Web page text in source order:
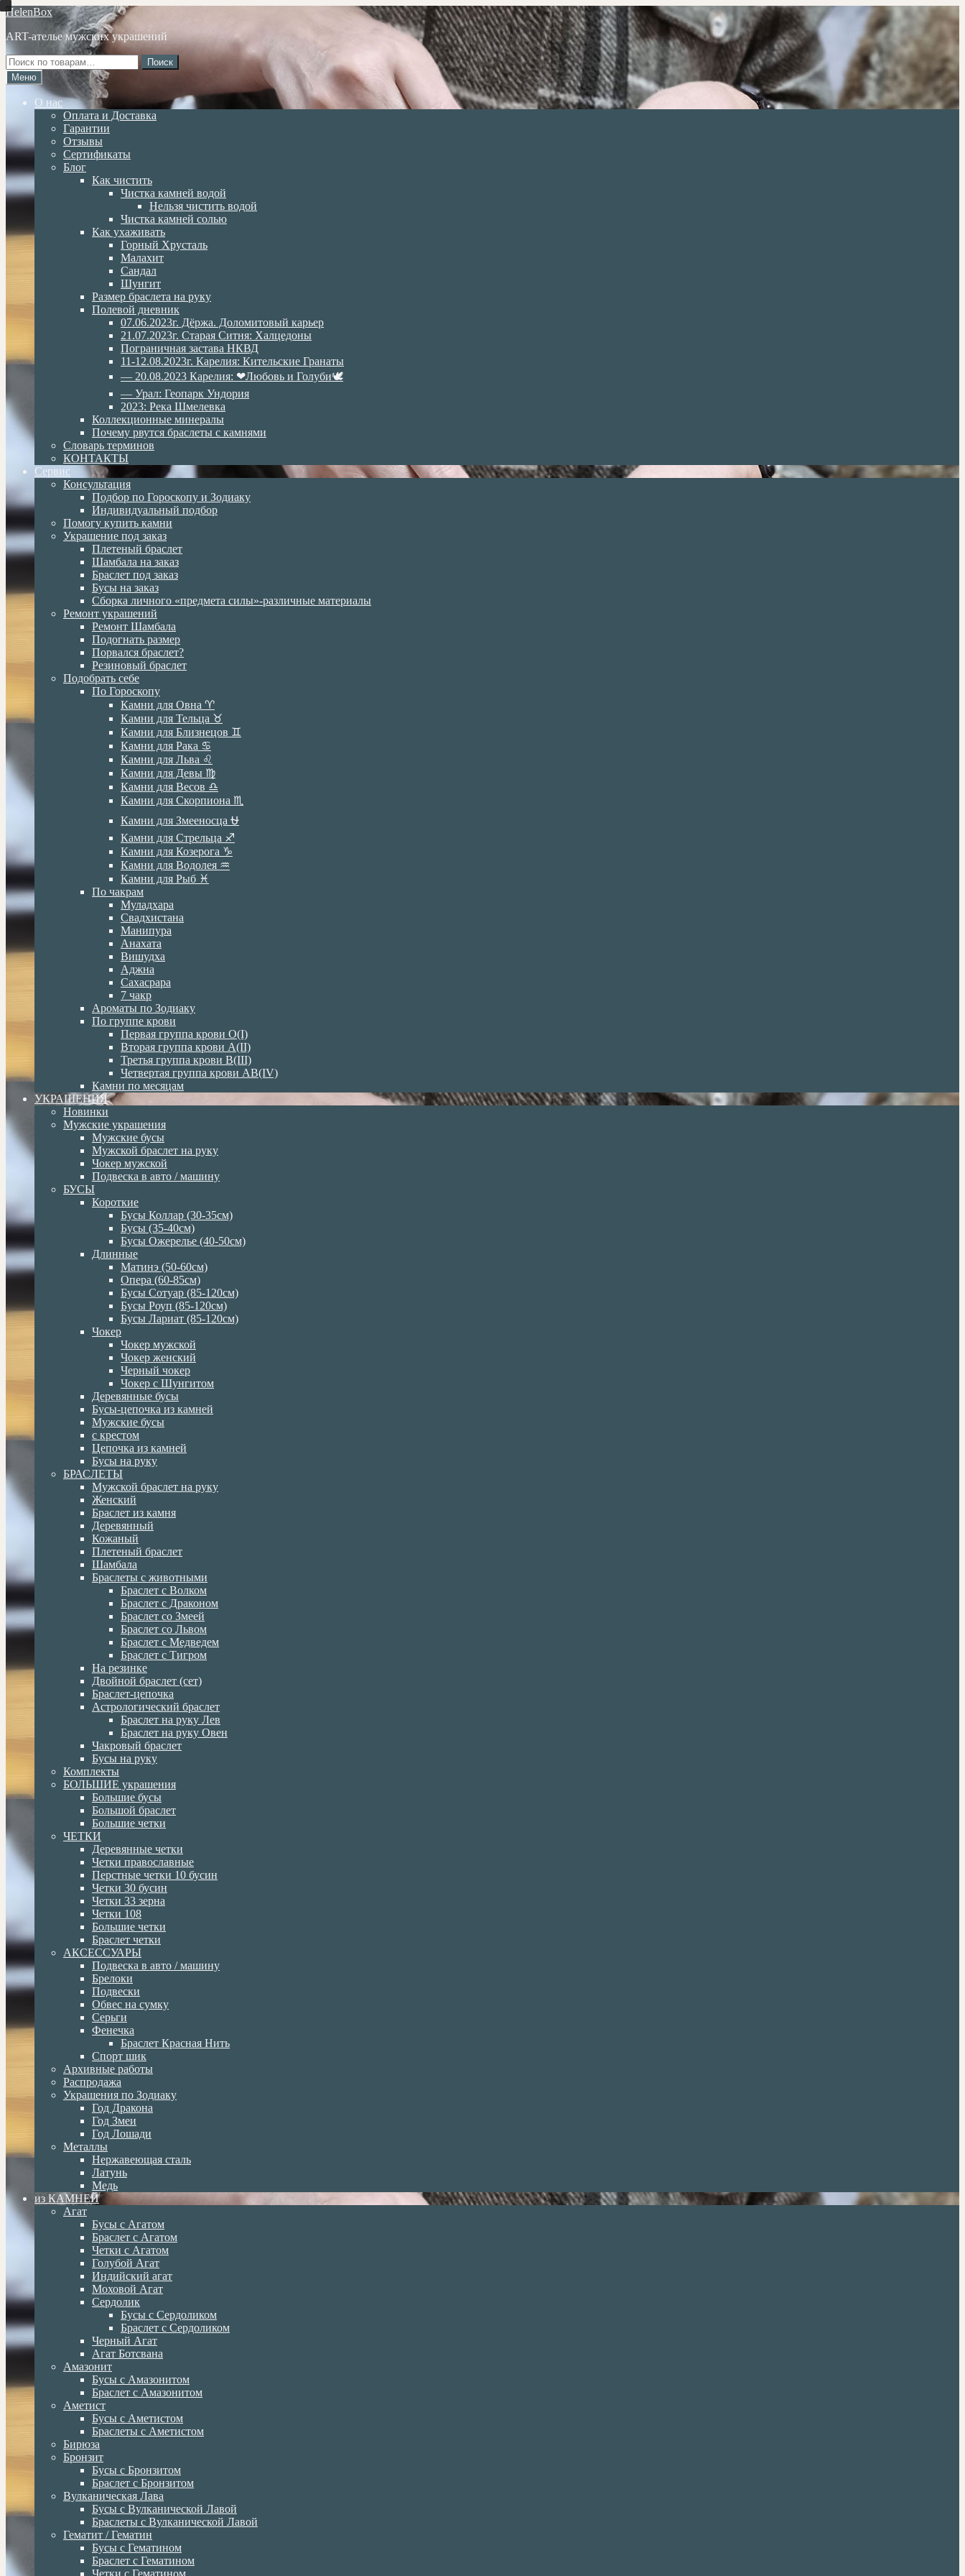
Перейти
навигации
Перейти
содержимому
HelenBox
ART-ателье мужских украшений
Искать:
Поиск
Меню
О нас
Оплата и Доставка
Гарантии
Отзывы
Сертификаты
Блог
Как чистить
Чистка камней водой
Нельзя чистить водой
Чистка камней солью
Как ухаживать
Горный Хрусталь
Малахит
Сандал
Шунгит
Размер браслета на руку
Полевой дневник
07.06.2023г. Дёржа. Доломитовый карьер
21.07.2023г. Старая Ситня: Халцедоны
Пограничная застава НКВД
11-12.08.2023г. Карелия: Кительские Гранаты
— 20.08.2023 Карелия: ❤Любовь и Голуби🕊
— Урал: Геопарк Ундория
2023: Река Шмелевка
Коллекционные минералы
Почему рвутся браслеты с камнями
Словарь терминов
КОНТАКТЫ
Сервис
Консультация
Подбор по Гороскопу и Зодиаку
Индивидуальный подбор
Помогу купить камни
Украшение под заказ
Плетеный браслет
Шамбала на заказ
Браслет под заказ
Бусы на заказ
Сборка личного «предмета силы»-различные материалы
Ремонт украшений
Ремонт Шамбала
Подогнать размер
Порвался браслет?
Резиновый браслет
Подобрать себе
По Гороскопу
Камни для Овна ♈️
Камни для Тельца ♉️
Камни для Близнецов ♊️
Камни для Рака ♋️
Камни для Льва ♌️
Камни для Девы ♍️
Камни для Весов ♎️
Камни для Скорпиона ♏️
Камни для Змееносца ⛎
Камни для Стрельца ♐️
Камни для Козерога ♑️
Камни для Водолея ♒️
Камни для Рыб ♓️
По чакрам
Муладхара
Свадхистана
Манипура
Анахата
Вишудха
Аджна
Сахасрара
7 чакр
Ароматы по Зодиаку
По группе крови
Первая группа крови О(I)
Вторая группа крови А(II)
Третья группа крови В(III)
Четвертая группа крови АВ(IV)
Камни по месяцам
УКРАШЕНИЯ
Новинки
Мужские украшения
Мужские бусы
Мужской браслет на руку
Чокер мужской
Подвеска в авто / машину
БУСЫ
Короткие
Бусы Коллар (30-35см)
Бусы (35-40см)
Бусы Ожерелье (40-50см)
Длинные
Матинэ (50-60см)
Опера (60-85см)
Бусы Сотуар (85-120см)
Бусы Роуп (85-120см)
Бусы Лариат (85-120см)
Чокер
Чокер мужской
Чокер женский
Черный чокер
Чокер с Шунгитом
Деревянные бусы
Бусы-цепочка из камней
Мужские бусы
с крестом
Цепочка из камней
Бусы на руку
БРАСЛЕТЫ
Мужской браслет на руку
Женский
Браслет из камня
Деревянный
Кожаный
Плетеный браслет
Шамбала
Браслеты с животными
Браслет с Волком
Браслет с Драконом
Браслет со Змеей
Браслет со Львом
Браслет с Медведем
Браслет с Тигром
На резинке
Двойной браслет (сет)
Браслет-цепочка
Астрологический браслет
Браслет на руку Лев
Браслет на руку Овен
Чакровый браслет
Бусы на руку
Комплекты
БОЛЬШИЕ украшения
Большие бусы
Большой браслет
Большие четки
ЧЕТКИ
Деревянные четки
Четки православные
Перстные четки 10 бусин
Четки 30 бусин
Четки 33 зерна
Четки 108
Большие четки
Браслет четки
АКСЕССУАРЫ
Подвеска в авто / машину
Брелоки
Подвески
Обвес на сумку
Серьги
Фенечка
Браслет Красная Нить
Спорт шик
Архивные работы
Распродажа
Украшения по Зодиаку
Год Дракона
Год Змеи
Год Лошади
Металлы
Нержавеющая сталь
Латунь
Медь
из КАМНЕЙ
Агат
Бусы с Агатом
Браслет с Агатом
Четки с Агатом
Голубой Агат
Индийский агат
Моховой Агат
Сердолик
Бусы с Сердоликом
Браслет с Сердоликом
Черный Агат
Агат Ботсвана
Амазонит
Бусы с Амазонитом
Браслет с Амазонитом
Аметист
Бусы с Аметистом
Браслеты с Аметистом
Бирюза
Бронзит
Бусы с Бронзитом
Браслет с Бронзитом
Вулканическая Лава
Бусы с Вулканической Лавой
Браслеты с Вулканической Лавой
Гематит / Гематин
Бусы с Гематином
Браслет с Гематином
Четки с Гематином